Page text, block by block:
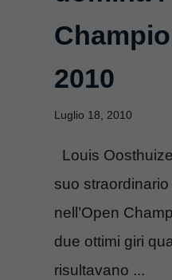
2010
Luglio 18, 2010
Louis
suo
nell’Open
due ottimi giri
risultavano ...